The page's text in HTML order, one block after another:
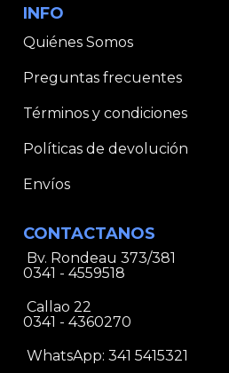
INFO
Quiénes Somos
Preguntas frecuentes
Términos y condiciones
Políticas de devolución
Envíos
CONTACTANOS
Bv. Rondeau 373/381
0341 - 4559518
Callao 22
0341 - 4360270
WhatsApp: 341 5415321